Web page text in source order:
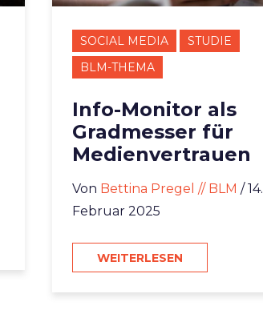
SOCIAL MEDIA
STUDIE
BLM-THEMA
Info-Monitor als
Gradmesser für
Medienvertrauen
Von Bettina Pregel // BLM / 14.
Februar 2025
WEITERLESEN